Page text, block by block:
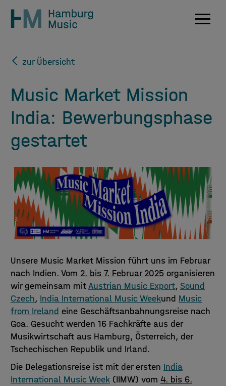
zur Übersicht
Music Market Mission
India: Bewerbungsphase
gestartet
Unsere Music Market Mission führt uns im Februar
nach Indien. Vom 2. bis 7. Februar 2025 organisieren
wir gemeinsam mitAustrian Music Export, Sound
Czech, India International Music Weekund Music
from Ireland eine Geschäftsanbahnungsreise nach
Goa. Gesucht werden 16 Fachkräfte aus der
Musikwirtschaft aus Hamburg, Österreich, der
Tschechischen Republik und Irland.
Die Delegationsreise ist mit der ersten India
International Music Week(IIMW) vom 4. bis 6.